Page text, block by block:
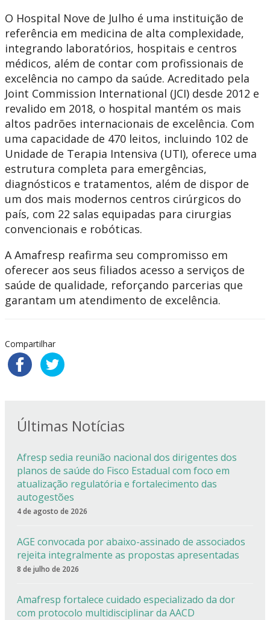
O Hospital Nove de Julho é uma instituição de
referência em medicina de alta complexidade,
integrando laboratórios, hospitais e centros
médicos, além de contar com profissionais de
excelência no campo da saúde. Acreditado pela
Joint Commission International (JCI) desde 2012 e
revalido em 2018, o hospital mantém os mais
altos padrões internacionais de excelência. Com
uma capacidade de 470 leitos, incluindo 102 de
Unidade de Terapia Intensiva (UTI), oferece uma
estrutura completa para emergências,
diagnósticos e tratamentos, além de dispor de
um dos mais modernos centros cirúrgicos do
país, com 22 salas equipadas para cirurgias
convencionais e robóticas.
A Amafresp reafirma seu compromisso em
oferecer aos seus filiados acesso a serviços de
saúde de qualidade, reforçando parcerias que
garantam um atendimento de excelência.
Compartilhar
Últimas Notícias
Afresp sedia reunião nacional dos dirigentes dos
planos de saúde do Fisco Estadual com foco em
atualização regulatória e fortalecimento das
autogestões
4 de agosto de 2026
AGE convocada por abaixo-assinado de associados
rejeita integralmente as propostas apresentadas
8 de julho de 2026
Amafresp fortalece cuidado especializado da dor
com protocolo multidisciplinar da AACD